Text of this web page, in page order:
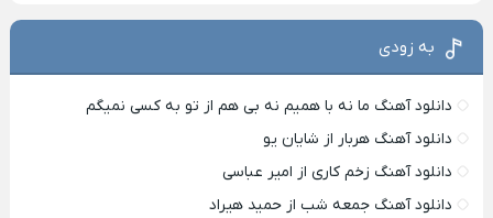
به زودی
دانلود آهنگ ما نه با همیم نه بی هم از تو به کسی نمیگم
دانلود آهنگ هربار از شایان یو
دانلود آهنگ زخم کاری از امیر عباسی
دانلود آهنگ جمعه شب از حمید هیراد